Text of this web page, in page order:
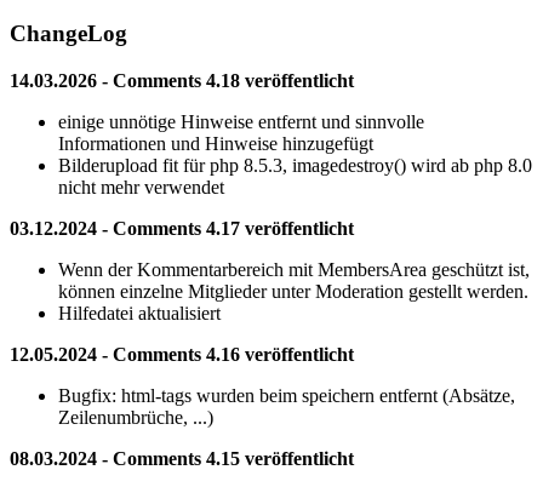
ChangeLog
14.03.2026 - Comments 4.18 veröffentlicht
einige unnötige Hinweise entfernt und sinnvolle
Informationen und Hinweise hinzugefügt
Bilderupload fit für php 8.5.3, imagedestroy() wird ab php 8.0
nicht mehr verwendet
03.12.2024 - Comments 4.17 veröffentlicht
Wenn der Kommentarbereich mit MembersArea geschützt ist,
können einzelne Mitglieder unter Moderation gestellt werden.
Hilfedatei aktualisiert
12.05.2024 - Comments 4.16 veröffentlicht
Bugfix: html-tags wurden beim speichern entfernt (Absätze,
Zeilenumbrüche, ...)
08.03.2024 - Comments 4.15 veröffentlicht